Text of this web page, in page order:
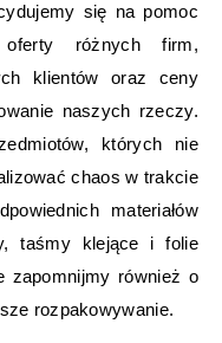
się na pomoc
oferty różnych firm,
klientów oraz ceny
naszych rzeczy.
których nie
chaos w trakcie
materiałów
taśmy klejące i folie
zapomnijmy również o
rozpakowywanie.